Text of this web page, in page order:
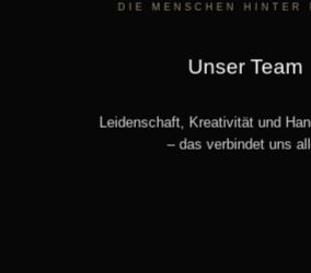
DIE MENSCHEN HINTER
Unser Team
Leidenschaft, Kreativität und
– das verbindet uns